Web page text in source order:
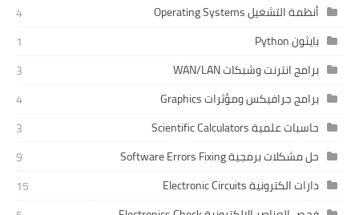
أنظمة التشغيل Operating Systems
4
بايثون Python
1
برامج انترنت وشبكات WAN/LAN
3
برامج جرافيكس ومؤثرات Graphics
4
حاسبات علمية Scientific Calculators
3
حل مشكلات برمجية Software Errors Fixing
9
دارات الكترونية Electronic Circuits
15